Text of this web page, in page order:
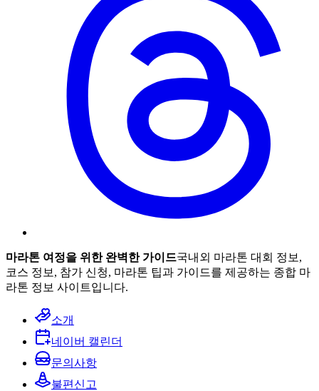
마라톤 여정을 위한 완벽한 가이드국내외 마라톤 대회 정보,
코스 정보, 참가 신청, 마라톤 팁과 가이드를 제공하는 종합 마
라톤 정보 사이트입니다.
소개
네이버 캘린더
문의사항
불편신고